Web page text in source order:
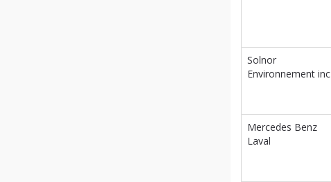
Solnor
Environnement inc
Mercedes Benz
Laval